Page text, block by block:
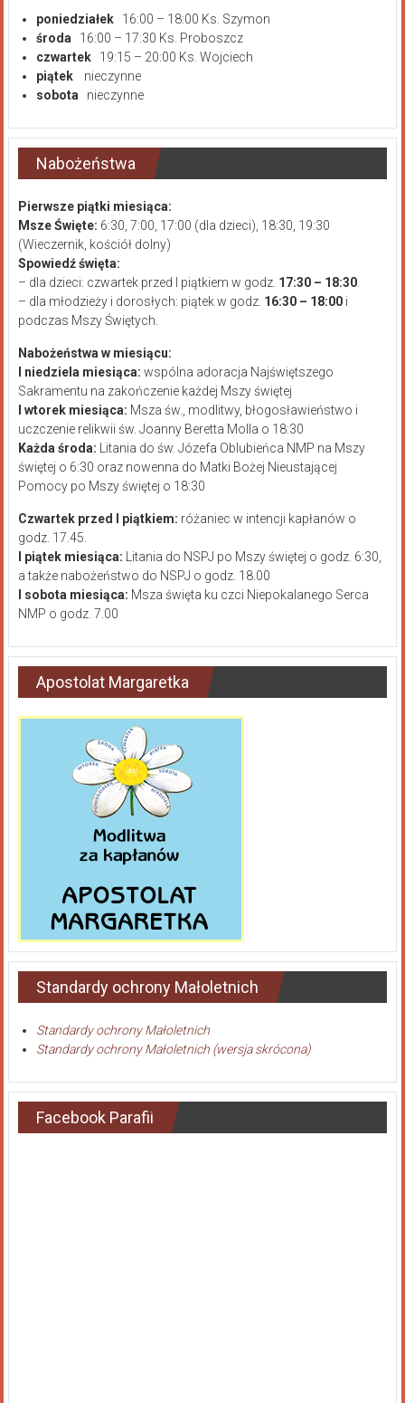
poniedziałek16:00 – 18:00 Ks. Szymon
środa 16:00 – 17:30 Ks. Proboszcz
czwartek19:15 – 20:00 Ks. Wojciech
piątek
nieczynne
sobota nieczynne
Nabożeństwa
Pierwsze piątki miesiąca:
Msze Święte: 6:30, 7:00, 17:00 (dla dzieci), 18:30, 19:30
(Wieczernik, kościół dolny)
Spowiedź święta:
– dla dzieci: czwartek przed I piątkiem w godz. 17:30 – 18:30.
– dla młodzieży i dorosłych: piątek w godz. 16:30 – 18:00i
podczas Mszy Świętych.
Nabożeństwa w miesiącu:
I niedziela miesiąca: wspólna adoracja Najświętszego
Sakramentu na zakończenie każdej Mszy świętej
I wtorek miesiąca: Msza św., modlitwy, błogosławieństwo i
uczczenie relikwii św. Joanny Beretta Molla o 18:30
Każda środa: Litania do św. Józefa Oblubieńca NMP na Mszy
świętej o 6:30 oraz nowenna do Matki Bożej Nieustającej
Pomocy po Mszy świętej o 18:30
Czwartek przed I piątkiem: różaniec w intencji kapłanów o
godz. 17.45.
I piątek miesiąca: Litania do NSPJ po Mszy świętej o godz. 6:30,
a także nabożeństwo do NSPJ o godz. 18.00
I sobota miesiąca: Msza święta ku czci Niepokalanego Serca
NMP o godz. 7.00
Apostolat Margaretka
Standardy ochrony Małoletnich
Standardy ochrony Małoletnich
Standardy ochrony Małoletnich (wersja skrócona)
Facebook Parafii